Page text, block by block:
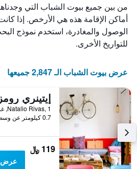
الذي
يعرض
عدد
الأيام
قبل
المخطط
التالي
محور
Y
الذي
يعرض
متوسط
سعر
غرفة
من بين جميع بيوت الشباب التي
أماكن الإقامة هذه هي الأرخص. إذا
الوصول والمغادرة، استخدم نموذج
للتواريخ الأخرى.
عرض بيوت الشباب الـ 2,847 جميعها
0.7 كيلومتر عن وسط المدينة
119 ﷼
عرض